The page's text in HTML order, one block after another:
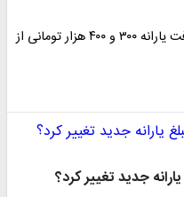
فرایند بررسی اعتراض‌ها جاماندگان دریافت یارانه ۳۰۰ و ۴۰۰ هزار تومانی از
جدید تغییر کرد؟